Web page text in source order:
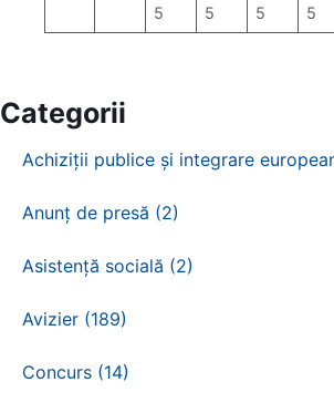
5
5
5
5
Categorii
Achiziții publice și integrare
Anunț de presă (2)
Asistență socială (2)
Avizier (189)
Concurs (14)